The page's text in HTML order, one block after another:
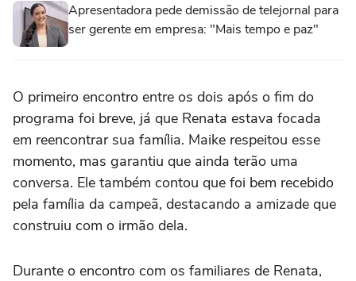
Apresentadora pede demissão de telejornal para
ser gerente em empresa: "Mais tempo e paz"
O primeiro encontro entre os dois após o fim do
programa foi breve, já que Renata estava focada
em reencontrar sua família. Maike respeitou esse
momento, mas garantiu que ainda terão uma
conversa. Ele também contou que foi bem recebido
pela família da campeã, destacando a amizade que
construiu com o irmão dela.
Durante o encontro com os familiares de Renata,